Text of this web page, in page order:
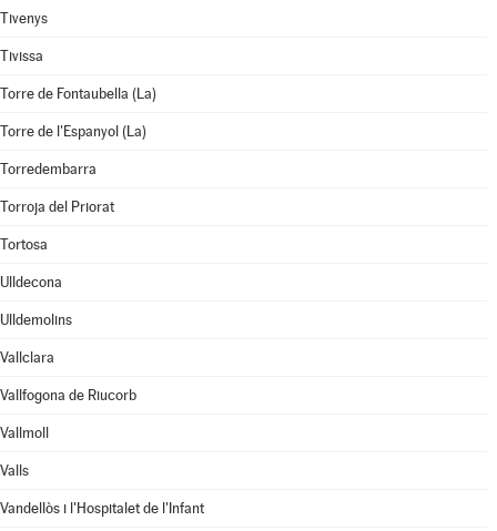
Tivenys
Tivissa
Torre de Fontaubella (La)
Torre de l'Espanyol (La)
Torredembarra
Torroja del Priorat
Tortosa
Ulldecona
Ulldemolins
Vallclara
Vallfogona de Riucorb
Vallmoll
Valls
Vandellòs i l'Hospitalet de l'Infant